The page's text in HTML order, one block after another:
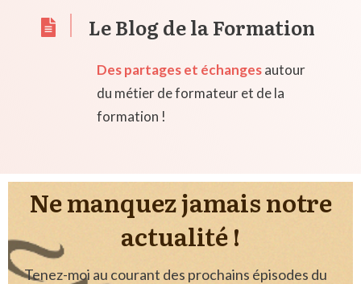
Le Blog de la Formation
Des partages et échangesautour
du métier de formateur et de la
formation !
Ne manquez jamais notre
actualité !
Tenez-moi au courant des prochains épisodes du